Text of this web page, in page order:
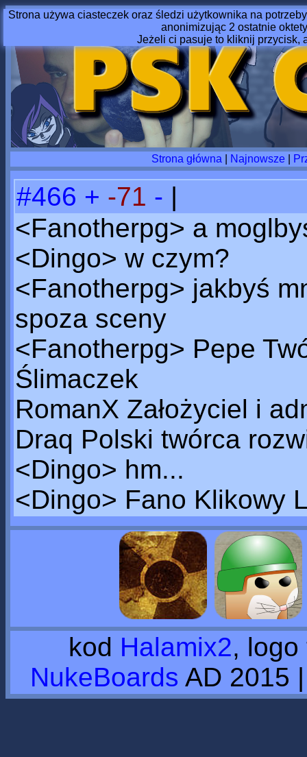
Strona używa ciasteczek oraz śledzi użytkownika na
anonimizując 2 ostatnie
Jeżeli ci pasuje to kliknij przycisk,
Strona główna Najnowsze|
#466 + -71 - |
<Fanotherpg> a
<Dingo> w czym?
<Fanotherpg> jakbyś
spoza sceny
<Fanotherpg> Pepe
Ślimaczek
RomanX Założyciel i
Draq Polski twórca
<Dingo> hm...
<Dingo> Fano Klikowy
kod Halamix2, logo
NukeBoards AD 2015